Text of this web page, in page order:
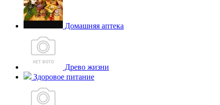
Домашняя аптека
Древо жизни
Здоровое питание